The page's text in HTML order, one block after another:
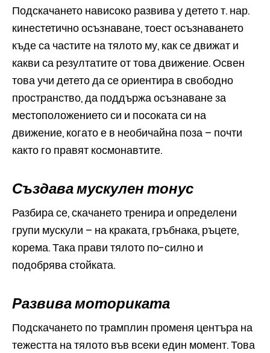
Подскачането нависоко развива у детето т. нар.
кинестетично осъзнаване, тоест осъзнаването
къде са частите на тялото му, как се движат и
какви са резултатите от това движение. Освен
това учи детето да се ориентира в свободно
пространство, да поддържа осъзнаване за
местоположението си и посоката си на
движение, когато е в необичайна поза – почти
както го правят космонавтите.
Създава мускулен тонус
Разбира се, скачането тренира и определени
групи мускули – на краката, гръбнака, ръцете,
корема. Така прави тялото по-силно и
подобрява стойката.
Развива моториката
Подскачането по трамплин променя центъра на
тежестта на тялото във всеки един момент. Това